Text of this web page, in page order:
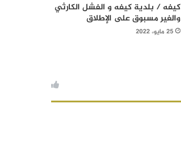
كيفه / بلدية كيفه و الفشل الكارثي
والغير مسبوق على الإطلاق
25 مايو، 2022